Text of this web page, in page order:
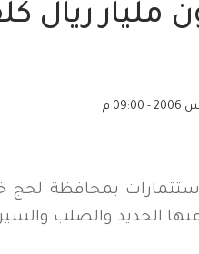
ريال
بمحافظة
منها الحديد والصلب